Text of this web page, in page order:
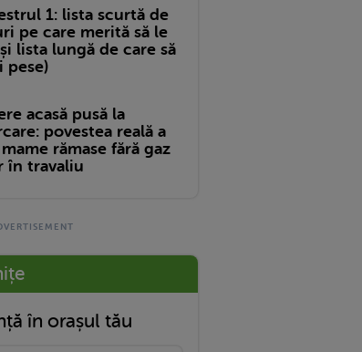
1: lista scurtă de
pe care merită să le
lista lungă de care să
pese)
acasă pusă la
povestea reală a
rămase fără gaz
în travaliu
în orașul tău